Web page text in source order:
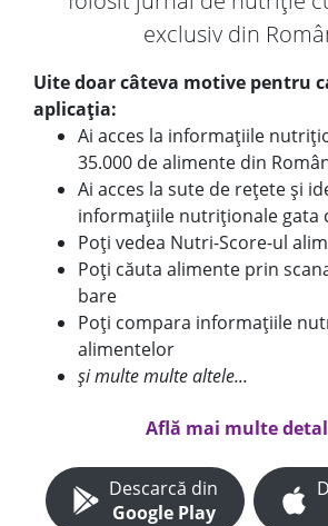
exclusiv din
Uite doar câteva motive pentru
aplicația:
Ai acces la informațiile
35.000 de alimente din
Ai acces la sute de rețete și
informațiile nutriționale gata
Poți vedea Nutri-Score-ul
Poți căuta alimente prin
bare
Poți compara informațiile
alimentelor
și multe multe altele...
Află mai multe
Descarcă din
Google Play